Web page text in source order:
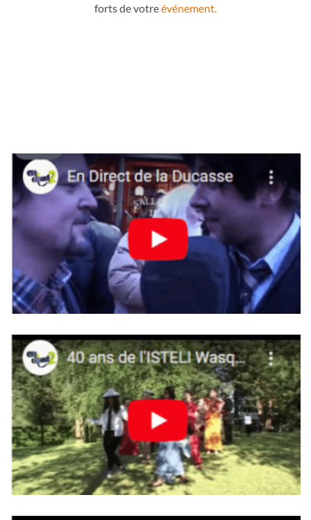
forts de votreévénement.